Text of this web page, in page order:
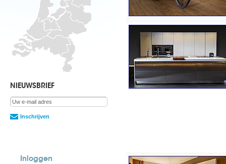
NIEUWSBRIEF
Inschrijven
Inloggen